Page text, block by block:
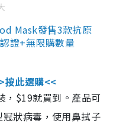
Mask發售3款抗原
證+無限購數量
按此選購<<
，$19就買到。產品可
狀病毒，使用鼻拭子